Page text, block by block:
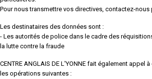
Pour nous transmettre vos directives, contactez-nous
Les destinataires des données sont :
- Les autorités de police dans le cadre des
la lutte contre la fraude
CENTRE ANGLAIS DE L'YONNE fait également appel
les opérations suivantes :